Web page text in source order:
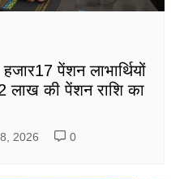
पेंशन लाभार्थियों
की पेंशन राशि का
2026 0